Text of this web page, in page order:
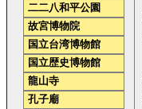
二二八和平公園
故宮博物院
国立台湾博物館
国立歴史博物館
龍山寺
孔子廟